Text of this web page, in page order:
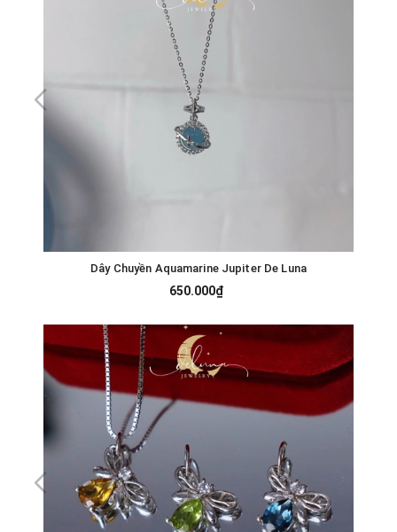
Dây Chuyền Aquamarine Jupiter De Luna
650.000₫